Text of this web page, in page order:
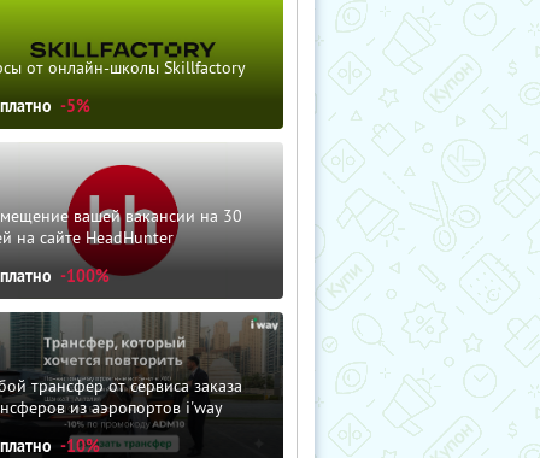
от онлайн-школы Skillfactory
-5%
вашей вакансии на 30
на сайте HeadHunter
-100%
трансфер от сервиса заказа
из аэропортов i'way
-10%